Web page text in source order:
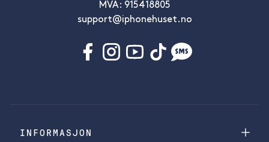
MVA: 915418805
support@iphonehuset.no
INFORMASJON